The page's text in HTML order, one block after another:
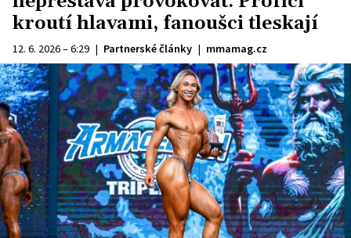
kroutí hlavami, fanoušci tleskají
12. 6. 2026 – 6:29 | Partnerské články | mmamag.cz